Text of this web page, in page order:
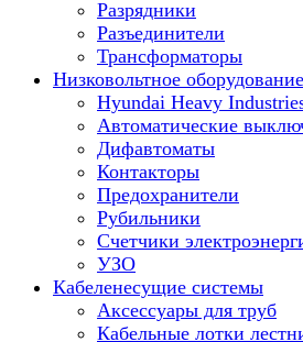
Разрядники
Разъединители
Трансформаторы
Низковольтное оборудование
Hyundai Heavy
Автоматические
Дифавтоматы
Контакторы
Предохранители
Рубильники
Счетчики
УЗО
Кабеленесущие системы
Аксессуары для труб
Кабельные лотки